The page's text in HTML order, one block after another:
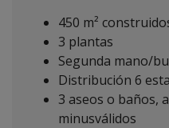
450 m²
3 plantas
Segunda mano/
Distribución 6
3 aseos o baños,
minusválidos